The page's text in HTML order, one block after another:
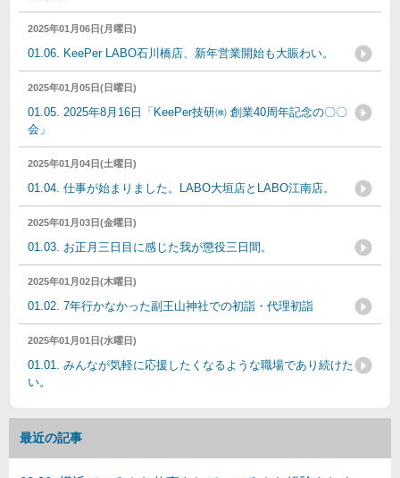
2025年01月06日(月曜日)
01.06. KeePer LABO石川橋店、新年営業開始も大賑わい。
2025年01月05日(日曜日)
01.05. 2025年8月16日「KeePer技研㈱ 創業40周年記念の〇〇
会」
2025年01月04日(土曜日)
01.04. 仕事が始まりました。LABO大垣店とLABO江南店。
2025年01月03日(金曜日)
01.03. お正月三日目に感じた我が懲役三日間。
2025年01月02日(木曜日)
01.02. 7年行かなかった副王山神社での初詣・代理初詣
2025年01月01日(水曜日)
01.01. みんなが気軽に応援したくなるような職場であり続けた
い。
最近の記事